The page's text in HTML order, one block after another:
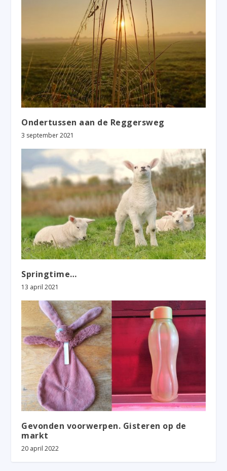
Ondertussen aan de Reggersweg
3 september 2021
Springtime…
13 april 2021
Gevonden voorwerpen. Gisteren op de
markt
20 april 2022